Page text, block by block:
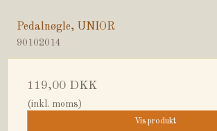
Pedalnøgle, UNIOR
90102014
119,00 DKK
(inkl. moms)
Vis produkt